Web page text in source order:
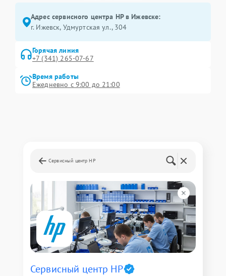
Адрес сервисного центра HP в Ижевске:
г. Ижевск, Удмуртская ул., 304
Горячая линия
+7 (341) 265-07-67
Время работы
Ежедневно с 9:00 до 21:00
Сервисный центр HP
Сервисный центр HP